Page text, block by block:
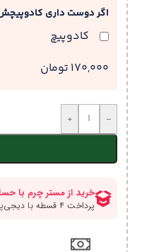
اگر دوست داری
کادوپیچ
170,000 تومان
-
+